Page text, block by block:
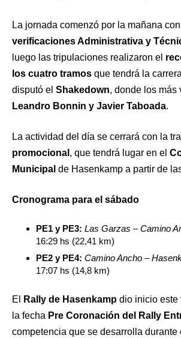
La jornada comenzó por la mañana
verificaciones Administrativa y
luego las tripulaciones realizaron el
los cuatro tramos que tendrá la
disputó el Shakedown, donde los más
Leandro Bonnin y Javier Taboada.
La actividad del día se cerrará con la
promocional , que tendrá lugar en el
Municipal de Hasenkamp a partir de
Cronograma para el sábado
PE1 y PE3: Las Garzas – Camino
16:29 hs (22,41 km)
PE2 y PE4: Camino Ancho –
17:07 hs (14,8 km)
El Rally de Hasenkamp dio inicio este
la fecha Pre Coronación del Rally
competencia que se desarrolla durante